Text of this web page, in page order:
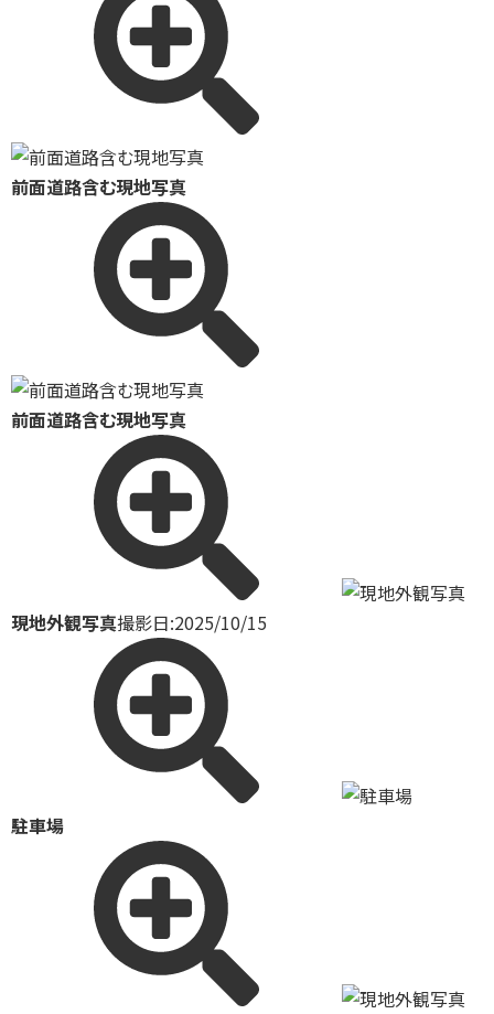
前面道路含む現地写真
前面道路含む現地写真
現地外観写真撮影日:2025/10/15
駐車場